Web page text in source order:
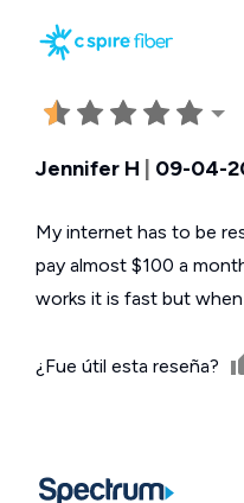
Jennifer H 09-04-
My internet has to be
pay almost $100 a
works it is fast but
¿Fue útil esta reseña?